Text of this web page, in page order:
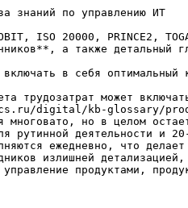
знаний по управлению ИТ
ISO 20000, PRINCE2,
а также детальный
в себя оптимальный
трудозатрат может
digital/kb-glossary/
многовато, но в целом
рутинной деятельности и
ежедневно, что
излишней
продуктами,